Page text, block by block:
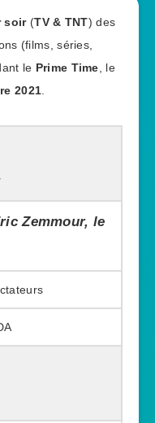
soir (TV & TNT) des
(films, séries,
le Prime Time , le
2021
Zemmour, le